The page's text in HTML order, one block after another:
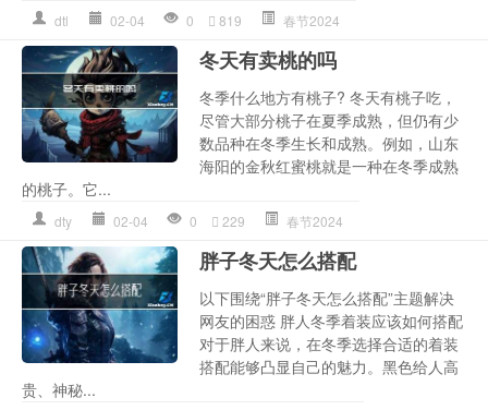
dtl 02-04 0 819 春节2024
冬天有卖桃的吗
冬季什么地方有桃子? 冬天有桃子吃，
尽管大部分桃子在夏季成熟，但仍有少
数品种在冬季生长和成熟。例如，山东
海阳的金秋红蜜桃就是一种在冬季成熟
的桃子。它...
dty 02-04 0 229 春节2024
胖子冬天怎么搭配
以下围绕“胖子冬天怎么搭配”主题解决
网友的困惑 胖人冬季着装应该如何搭配
对于胖人来说，在冬季选择合适的着装
搭配能够凸显自己的魅力。黑色给人高
贵、神秘...